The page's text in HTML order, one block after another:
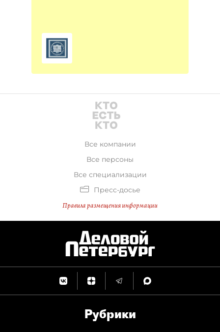
Все компании
Все персоны
Все специализации
Пресс-досье
Правила размещения информации
Рубрики